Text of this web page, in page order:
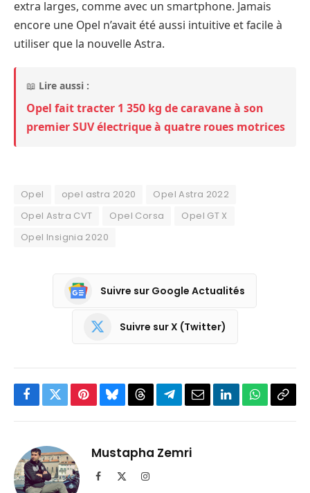
extra larges, comme avec un smartphone. Jamais
encore une Opel n’avait été aussi intuitive et facile à
utiliser que la nouvelle Astra.
📖 Lire aussi :
Opel fait tracter 1 350 kg de caravane à son
premier SUV électrique à quatre roues motrices
Opel opel astra 2020
Opel Astra 2022
Opel Astra CVT
Opel Corsa
Opel GT X
Opel Insignia 2020
Suivre sur Google Actualités
Suivre sur X (Twitter)
Facebook
TwitterPinterestBlueskyThreadsPartager
Telegram
EmailLinkedInWhatsApp
Mustapha Zemri
Facebook Instagram